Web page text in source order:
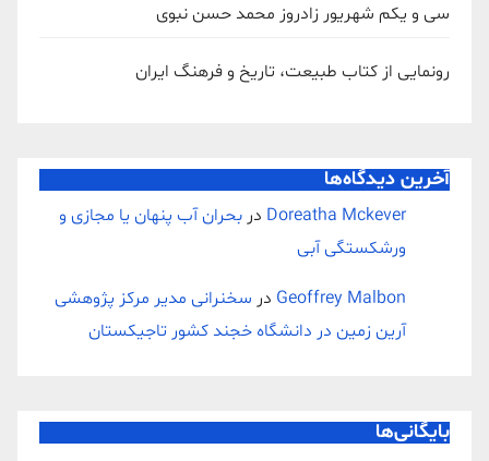
سی و یکم شهریور زادروز محمد حسن نبوی
رونمایی از کتاب طبیعت، تاریخ و فرهنگ ایران
آخرین دیدگاه‌ها
Doreatha Mckever دربحران آب پنهان یا مجازی و
ورشکستگی آبی
Geoffrey Malbon در سخنرانی مدیر مرکز پژوهشی
آرین زمین در دانشگاه خجند کشور تاجیکستان
بایگانی‌ها